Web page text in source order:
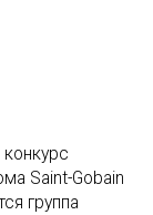
Saint-Gobain
группа